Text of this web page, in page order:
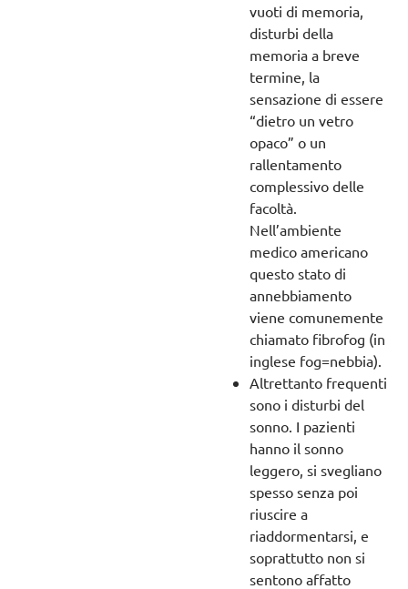
vuoti di memoria,
disturbi della
memoria a breve
termine, la
sensazione di essere
“dietro un vetro
opaco” o un
rallentamento
complessivo delle
facoltà.
Nell’ambiente
medico americano
questo stato di
annebbiamento
viene comunemente
chiamato fibrofog (in
inglese fog=nebbia).
Altrettanto frequenti
sono i disturbi del
sonno. I pazienti
hanno il sonno
leggero, si svegliano
spesso senza poi
riuscire a
riaddormentarsi, e
soprattutto non si
sentono affatto